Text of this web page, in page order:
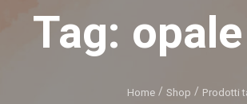
Tag:
Home Shop Prodotti